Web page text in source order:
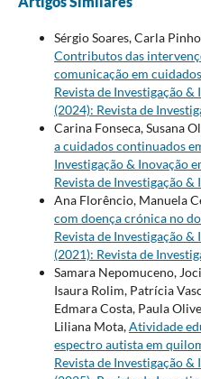
Sérgio Soares, Carla
Contributos das
comunicação em
Revista de Investigação &
(2024): Revista de
Carina Fonseca, Susana
a cuidados continuados
Investigação & Inovação
Revista de Investigação &
Ana Florêncio, Manuela
com doença crónica no
Revista de Investigação &
(2021): Revista de
Samara Nepomuceno,
Isaura Rolim, Patrícia
Edmara Costa, Paula
Liliana Mota,Atividade
espectro autista em
Revista de Investigação &